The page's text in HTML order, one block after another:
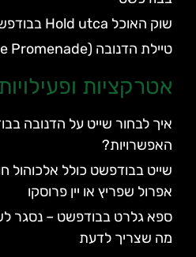
שוק האוכל Hold utca בבודפשט
טיילת הדנובה (Danube Promenade)
אטרקציות
איך לבחור שייט על הדנובה
האפשרויות?
שייט בבודפשט כולל אלכוהול
אפרול שפריץ או יין פרוסקו
מה שצריך לדעת